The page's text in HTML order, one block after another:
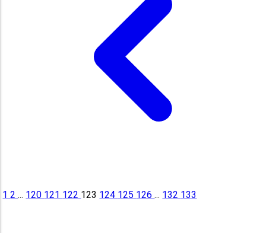
12... 120 121 122 123 124 125 126... 132 133